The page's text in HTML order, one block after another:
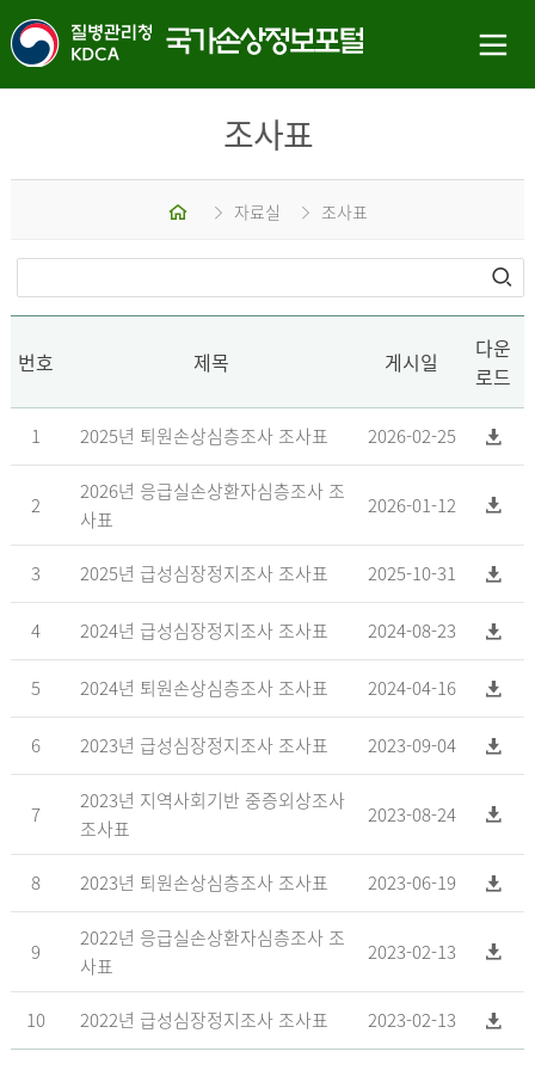
조사표
홈 자료실 조사표
번호 제목 게시일
다운
로드
1 2025년 퇴원손상심층조사 조사표 2026-02-25
2
2026년 응급실손상환자심층조사 조
사표
2026-01-12
3 2025년 급성심장정지조사 조사표 2025-10-31
4 2024년 급성심장정지조사 조사표 2024-08-23
5 2024년 퇴원손상심층조사 조사표 2024-04-16
6 2023년 급성심장정지조사 조사표 2023-09-04
7
2023년 지역사회기반 중증외상조사
조사표
2023-08-24
8 2023년 퇴원손상심층조사 조사표 2023-06-19
9
2022년 응급실손상환자심층조사 조
사표
2023-02-13
10 2022년 급성심장정지조사 조사표 2023-02-13